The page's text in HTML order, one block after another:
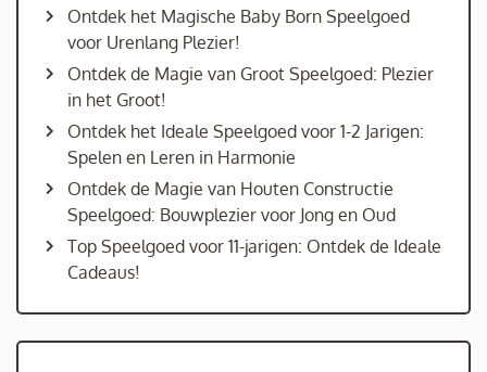
Ontdek het Magische Baby Born Speelgoed
voor Urenlang Plezier!
Ontdek de Magie van Groot Speelgoed: Plezier
in het Groot!
Ontdek het Ideale Speelgoed voor 1-2 Jarigen:
Spelen en Leren in Harmonie
Ontdek de Magie van Houten Constructie
Speelgoed: Bouwplezier voor Jong en Oud
Top Speelgoed voor 11-jarigen: Ontdek de Ideale
Cadeaus!